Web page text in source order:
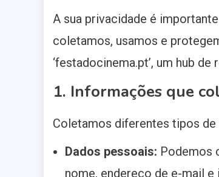
A sua privacidade é
coletamos, usamos e
‘festadocinema.pt’, um hub
1. Informações que
Coletamos diferentes tipos
Dados pessoais: Podemos
nome, endereço de e-mail